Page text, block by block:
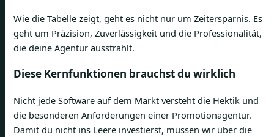
Wie die Tabelle zeigt, geht es nicht nur um Zeitersparnis. Es
geht um Präzision, Zuverlässigkeit und die Professionalität,
die deine Agentur ausstrahlt.
Diese Kernfunktionen brauchst du wirklich
Nicht jede Software auf dem Markt versteht die Hektik und
die besonderen Anforderungen einer Promotionagentur.
Damit du nicht ins Leere investierst, müssen wir über die